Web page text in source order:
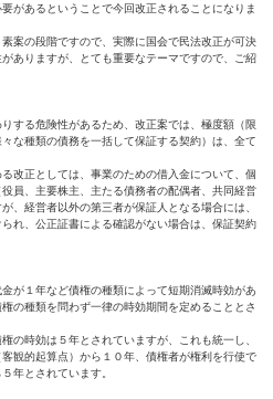
があるということで今回改正されることになりま
案の段階ですので、実際に国会で民法改正が可決
ありますが、とても重要なテーマですので、ご紹
する危険性があるため、改正案では、極度額（限
な種類の債務を一括して保証する契約）は、全て
改正としては、事業のための借入金について、個
員、主要株主、主たる債務者の配偶者、共同経営
、経営者以外の第三者が保証人となる場合には、
れ、公正証書による確認がない場合は、保証契約
が１年など債権の種類によって短期消滅時効があ
の種類を問わず一律の時効期間を定めることとさ
の時効は５年とされていますが、これも統一し、
観的起算点）から１０年、債権者が権利を行使で
年とされています。